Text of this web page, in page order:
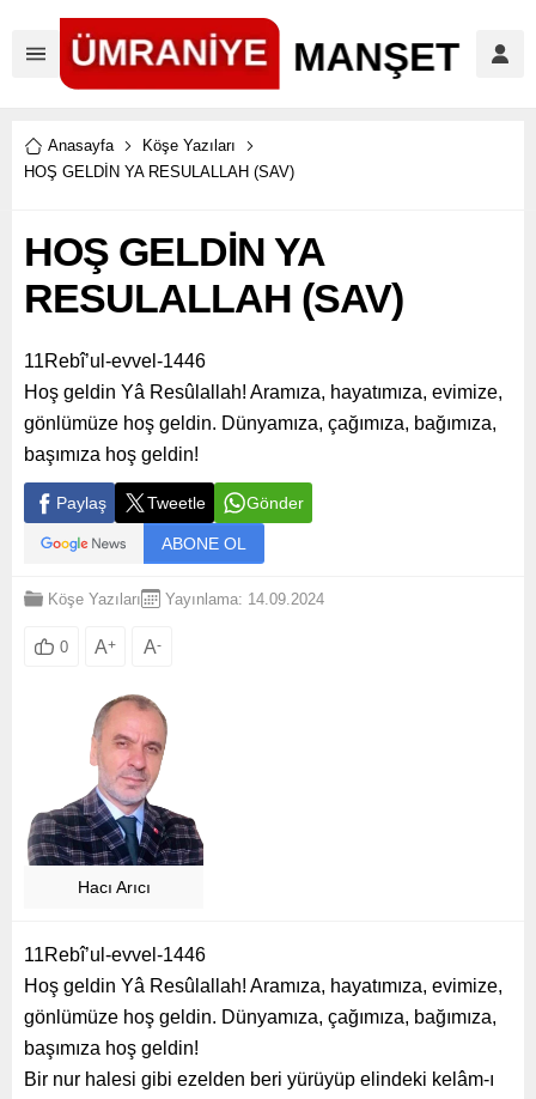
Anasayfa
Köşe Yazıları
HOŞ GELDİN YA RESULALLAH (SAV)
HOŞ GELDİN YA
RESULALLAH (SAV)
11Rebî’ul-evvel-1446
Hoş geldin Yâ Resûlallah! Aramıza, hayatımıza, evimize,
gönlümüze hoş geldin. Dünyamıza, çağımıza, bağımıza,
başımıza hoş geldin!
Paylaş Tweetle Gönder
ABONE OL
Köşe Yazıları Yayınlama: 14.09.2024
0 A+ A-
Hacı Arıcı
11Rebî’ul-evvel-1446
Hoş geldin Yâ Resûlallah! Aramıza, hayatımıza, evimize,
gönlümüze hoş geldin. Dünyamıza, çağımıza, bağımıza,
başımıza hoş geldin!
Bir nur halesi gibi ezelden beri yürüyüp elindeki kelâm-ı